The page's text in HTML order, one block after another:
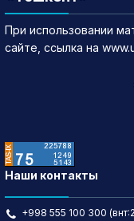
При использовании
сайте, ссылка на
Наши контакты
+998 555 100 300